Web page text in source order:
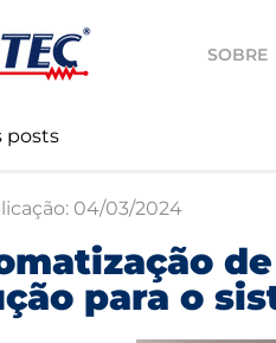
SOBRE
posts
04/03/2024
para o